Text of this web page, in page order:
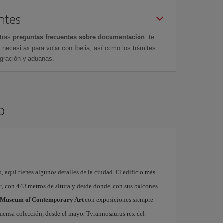
preguntas frecuentes sobre documentación: te
para volar con Iberia, así como los trámites
y aduanas.
aquí tienes algunos detalles de la ciudad. El edificio más
, con 443 metros de altura y desde donde, con sus balcones
Museum of Contemporary Artcon exposiciones siempre
colección, desde el mayor Tyrannosaurus rex del